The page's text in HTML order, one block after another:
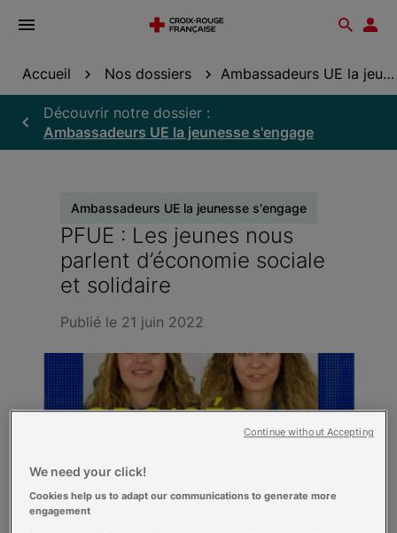
Ouvrir
Accueil Nos dossiers Ambassadeurs UE la jeunesse s'engage
Découvrir notre dossier :
Ambassadeurs UE la jeunesse s'engage
Ambassadeurs UE la jeunesse s'engage
PFUE : Les jeunes nous
parlent d’économie sociale
et solidaire
Publié le 21 juin 2022
We need your click!
Cookies help us to adapt our communications to generate more
engagement
Continue without Accepting